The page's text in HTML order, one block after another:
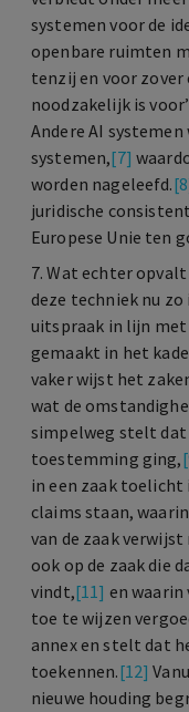
systemen voor de
openbare ruimten
tenzij en voor
noodzakelijk is
Andere AI
systemen,[7]
worden nageleefd.
juridische
Europese Unie ten
7. Wat echter
deze techniek nu
uitspraak in lijn met
gemaakt in het
vaker wijst het
wat de
simpelweg stelt
toestemming ging,
in een zaak toelicht
claims staan,
van de zaak
ook op de zaak die
vindt,[11] en waarin
toe te wijzen
annex en stelt dat
toekennen.[12]
nieuwe houding